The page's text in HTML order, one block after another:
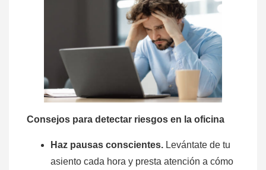
Consejos para detectar riesgos en la oficina
Haz pausas conscientes. Levántate de tu
asiento cada hora y presta atención a cómo